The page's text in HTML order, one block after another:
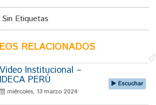
Sin Etiquetas
RELACIONADOS
Video Institucional –
IDECA PERÚ
miércoles, 13 marzo 2024
Escuchar